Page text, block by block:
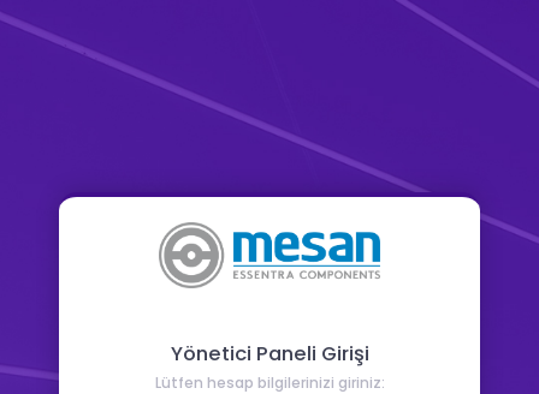
Yönetici Paneli Girişi
Lütfen hesap bilgilerinizi giriniz: